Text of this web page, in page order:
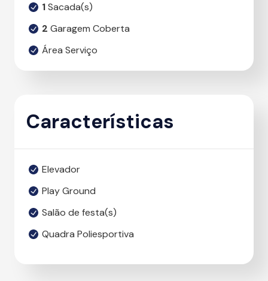
1Sacada(s)
2 Garagem Coberta
Área Serviço
Características
Elevador
Play Ground
Salão de festa(s)
Quadra Poliesportiva